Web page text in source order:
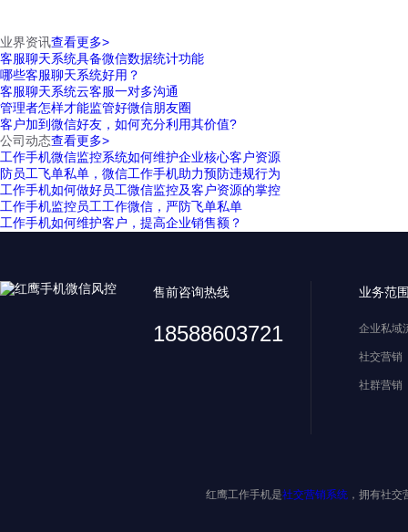
业界资讯查看更多>
客服聊天系统具备微信数据统计功能
哪些客服聊天系统好用？
客服聊天系统云客服一对多沟通
管理者怎样才能监管好微信朋友圈
客户加到微信好友，如何充分利用其价值?
公司动态查看更多>
工作手机微信监控系统如何维护企业核心客户资源
防员工飞单私单，微信工作手机助力预防违规行为
工作手机如何做好员工微信监控及客户资源的掌控
工作手机监控员工工作微信，严防飞单私单
工作手机如何维护客户，提高企业销售额？
售前咨询热线
18588603721
业务范
企业私域
社交营销
社群营销
红鹰工作手机是社交营销系统 ，拥有社